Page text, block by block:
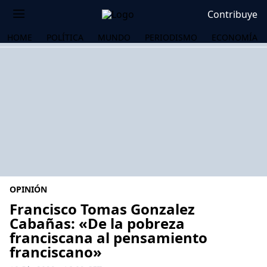
Contribuye
HOME POLÍTICA MUNDO PERIODISMO ECONOMÍA
OPINIÓN
Francisco Tomas Gonzalez
Cabañas: «De la pobreza
franciscana al pensamiento
franciscano»